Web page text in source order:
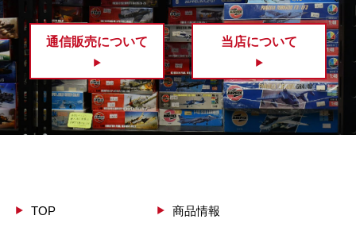
通信販売について 当店について
TOP 商品情報